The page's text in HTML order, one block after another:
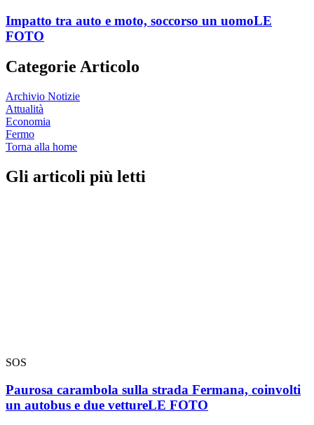
Impatto tra auto e moto, soccorso un uomoLE
FOTO
Categorie Articolo
Archivio Notizie
Attualità
Economia
Fermo
Torna alla home
Gli articoli più letti
SOS
Paurosa carambola sulla strada Fermana, coinvolti
un autobus e due vettureLE FOTO